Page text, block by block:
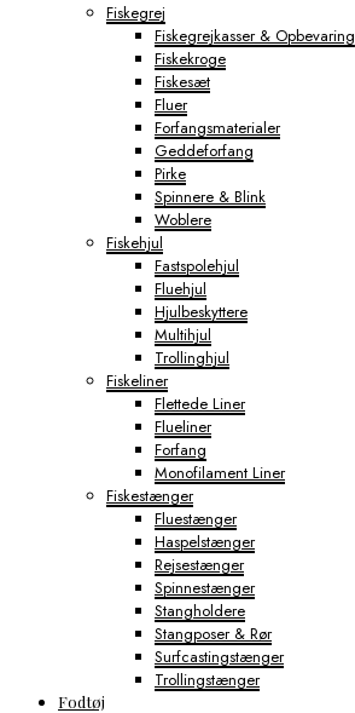
Fiskegrej
Fiskegrejkasser & Opbevaring
Fiskekroge
Fiskesæt
Fluer
Forfangsmaterialer
Geddeforfang
Pirke
Spinnere & Blink
Woblere
Fiskehjul
Fastspolehjul
Fluehjul
Hjulbeskyttere
Multihjul
Trollinghjul
Fiskeliner
Flettede Liner
Flueliner
Forfang
Monofilament Liner
Fiskestænger
Fluestænger
Haspelstænger
Rejsestænger
Spinnestænger
Stangholdere
Stangposer & Rør
Surfcastingstænger
Trollingstænger
Fodtøj